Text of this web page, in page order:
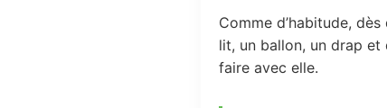
Comme d’habitude,
lit, un ballon, un drap et
faire avec elle.